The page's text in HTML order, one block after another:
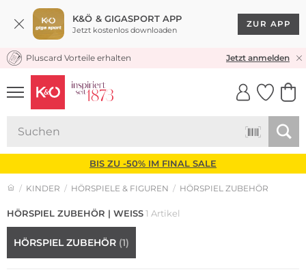
K&Ö & GIGASPORT APP
Jetzt kostenlos downloaden
ZUR APP
KOSTENLOSER VERSAND* & RÜCKVERSAND
Pluscard Vorteile erhalten Jetzt anmelden
UNSERE APP
CLICK &
BIS ZU -50% IM FINAL SALE
KINDER HÖRSPIELE & FIGUREN HÖRSPIEL ZUBEHÖR
HÖRSPIEL ZUBEHÖR | WEISS 1 Artikel
HÖRSPIEL ZUBEHÖR (1)